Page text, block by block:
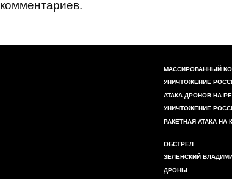
МАССИРОВАННЫЙ
УНИЧТОЖЕНИЕ
АТАКА ДРОНОВ НА
УНИЧТОЖЕНИЕ
РАКЕТНАЯ АТАКА НА
ОБСТРЕЛ
ЗЕЛЕНСКИЙ
ДРОНЫ